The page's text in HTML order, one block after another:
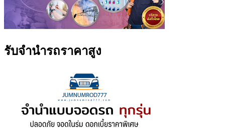
รับจำนำรถราคาสูง